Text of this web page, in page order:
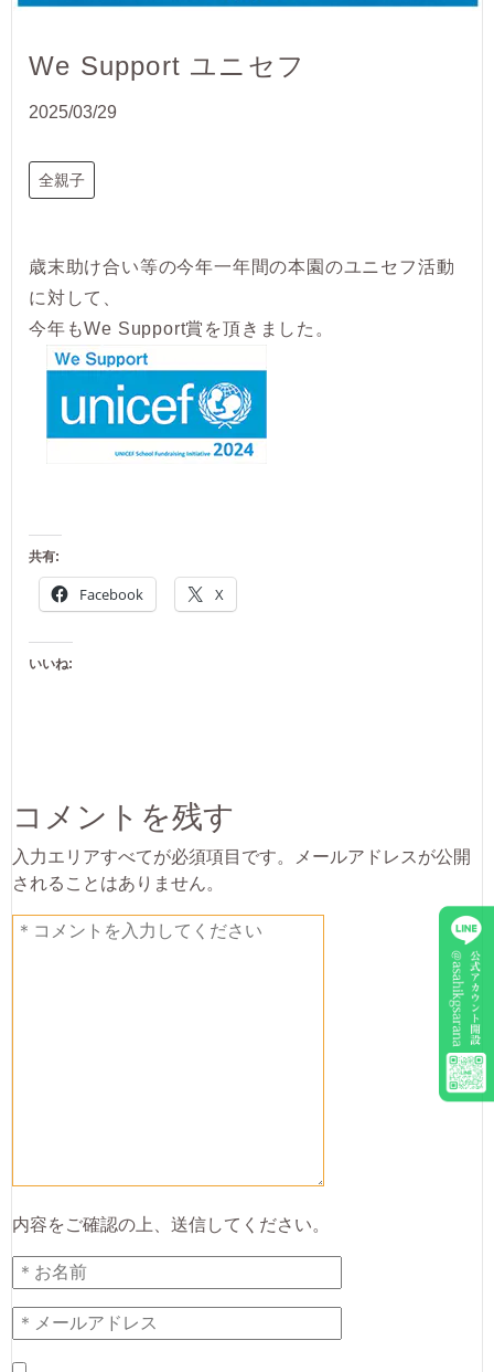
We Support ユニセフ
2025/03/29
全親子
歳末助け合い等の今年一年間の本園のユニセフ活動
に対して、
今年もWe Support賞を頂きました。
共有:
Facebook X
いいね:
コメントを残す
入力エリアすべてが必須項目です。メールアドレスが公開
されることはありません。
内容をご確認の上、送信してください。